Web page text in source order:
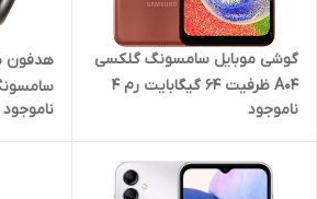
گوشی موبایل سامسونگ گلکسی
A04 ظرفیت 64 گیگابایت رم 4
گیگابایت
ناموجود
هدفون
Level S09
ناموجود